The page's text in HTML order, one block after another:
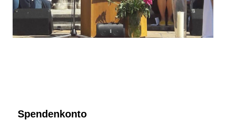
Spendenkonto